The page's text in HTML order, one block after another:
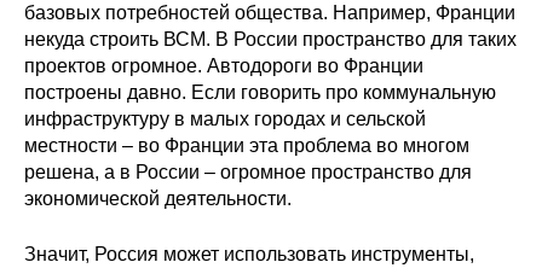
базовых потребностей общества. Например, Франции
некуда строить ВСМ. В России пространство для таких
проектов огромное. Автодороги во Франции
построены давно. Если говорить про коммунальную
инфраструктуру в малых городах и сельской
местности – во Франции эта проблема во многом
решена, а в России – огромное пространство для
экономической деятельности.
Значит, Россия может использовать инструменты,